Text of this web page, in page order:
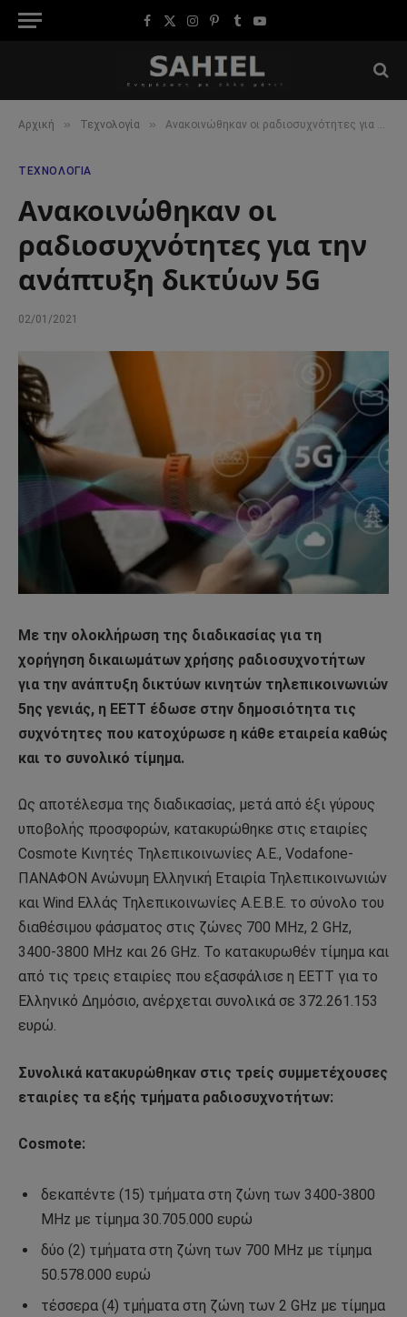
Facebook
X
Instagram
Pinterest
TumblrYouTube
Αρχική » Τεχνολογία » Ανακοινώθηκαν οι ραδιοσυχνότητες για την ανάπτυξη δικτύων 5G
ΤΕΧΝΟΛΟΓΊΑ
Ανακοινώθηκαν οι
ραδιοσυχνότητες για την
ανάπτυξη δικτύων 5G
02/01/2021
Με την ολοκλήρωση της διαδικασίας για τη
χορήγηση δικαιωμάτων χρήσης ραδιοσυχνοτήτων
για την ανάπτυξη δικτύων κινητών τηλεπικοινωνιών
5ης γενιάς, η ΕΕΤΤ έδωσε στην δημοσιότητα τις
συχνότητες που κατοχύρωσε η κάθε εταιρεία καθώς
και το συνολικό τίμημα.
Ως αποτέλεσμα της διαδικασίας, μετά από έξι γύρους
υποβολής προσφορών, κατακυρώθηκε στις εταιρίες
Cosmote Κινητές Τηλεπικοινωνίες Α.Ε., Vodafone-
ΠΑΝΑΦΟΝ Ανώνυμη Ελληνική Εταιρία Τηλεπικοινωνιών
και Wind Ελλάς Τηλεπικοινωνίες Α.Ε.Β.Ε. το σύνολο του
διαθέσιμου φάσματος στις ζώνες 700 MHz, 2 GHz,
3400-3800 MHz και 26 GHz. Το κατακυρωθέν τίμημα και
από τις τρεις εταιρίες που εξασφάλισε η ΕΕΤΤ για το
Ελληνικό Δημόσιο, ανέρχεται συνολικά σε 372.261.153
ευρώ.
Συνολικά κατακυρώθηκαν στις τρείς συμμετέχουσες
εταιρίες τα εξής τμήματα ραδιοσυχνοτήτων:
Cosmote:
δεκαπέντε (15) τμήματα στη ζώνη των 3400-3800
MHz με τίμημα 30.705.000 ευρώ
δύο (2) τμήματα στη ζώνη των 700 MHz με τίμημα
50.578.000 ευρώ
τέσσερα (4) τμήματα στη ζώνη των 2 GHz με τίμημα